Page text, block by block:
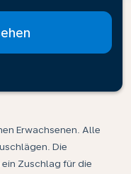
Erwachsenen. Alle
Die
Zuschlag für die